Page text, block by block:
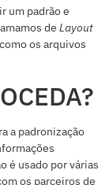
um padrão e
de Layout
os arquivos
a padronização
é usado por várias
os parceiros de